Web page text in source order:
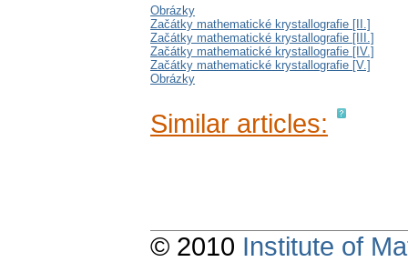
Obrázky
Začátky mathematické krystallografie [II.]
Začátky mathematické krystallografie [III.]
Začátky mathematické krystallografie [IV.]
Začátky mathematické krystallografie [V.]
Obrázky
Similar articles:
© 2010 Institute of